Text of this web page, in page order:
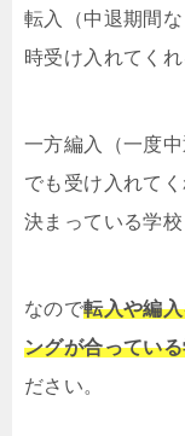
転入（中退期間
時受け入れてくれ
一方編入（一度
でも受け入れて
決まっている学校
なので転入や編
ングが合ってい
ださい。